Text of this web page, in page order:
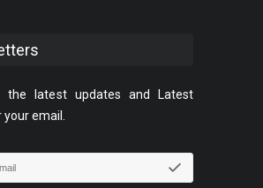
the latest updates and Latest
your email.